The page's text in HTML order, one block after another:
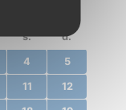
s. d.
4 5
11 12